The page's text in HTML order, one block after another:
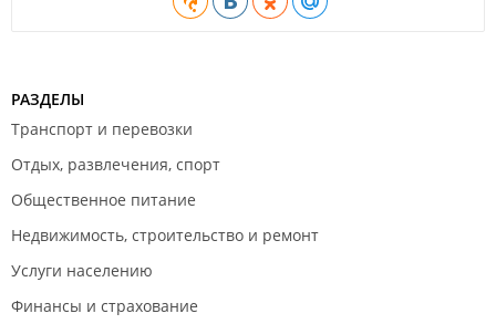
РАЗДЕЛЫ
Транспорт и перевозки
Отдых, развлечения, спорт
Общественное питание
Недвижимость, строительство и ремонт
Услуги населению
Финансы и страхование